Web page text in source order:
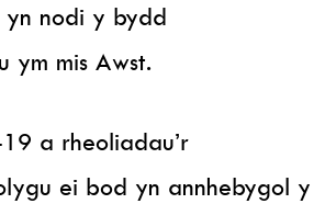
nodi y bydd
ym mis Awst.
a rheoliadau’r
ei bod yn annhebygol y